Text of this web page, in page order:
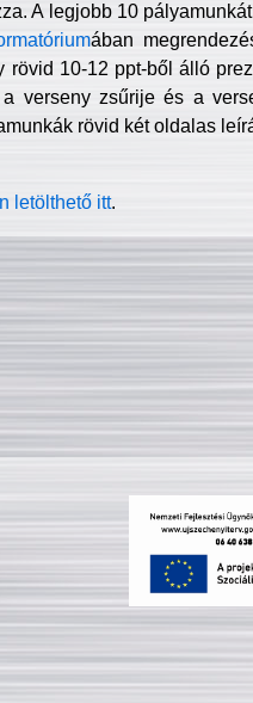
A legjobb 10
ában
10-12 ppt-ből álló
verseny zsűrije és a
rövid két oldalas
letölthető itt.